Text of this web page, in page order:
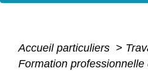
Accueil particuliers >
Formation